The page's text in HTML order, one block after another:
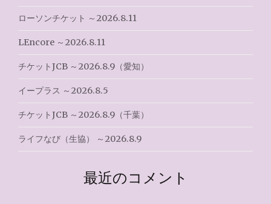
ローソンチケット ～2026.8.11
LEncore ～2026.8.11
チケットJCB ～2026.8.9（愛知）
イープラス ～2026.8.5
チケットJCB ～2026.8.9（千葉）
ライフなび（生協） ～2026.8.9
最近のコメント